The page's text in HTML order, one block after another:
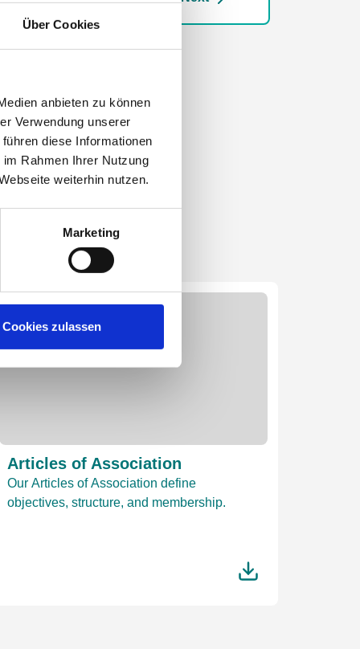
Über Cookies
anbieten zu können
Verwendung unserer
diese Informationen
Rahmen Ihrer Nutzung
weiterhin nutzen.
Marketing
Cookies zulassen
Articles of Association
Our Articles of Association define
objectives, structure, and membership.